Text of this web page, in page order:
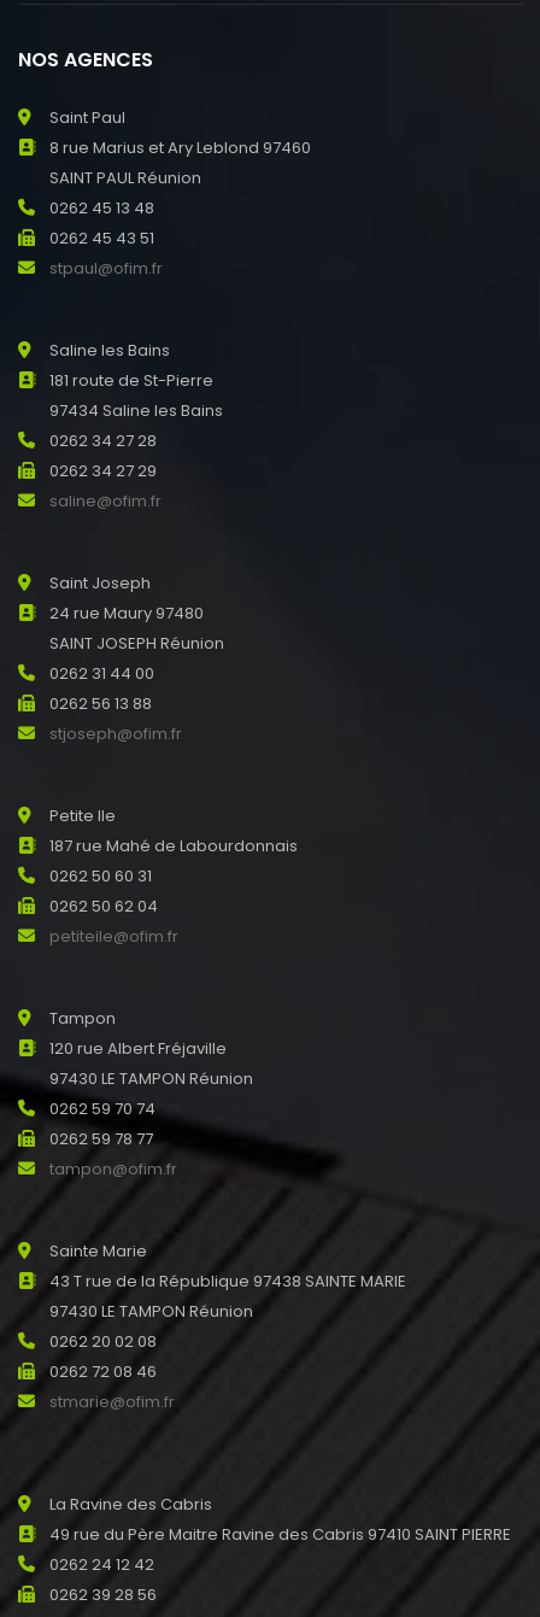
NOS AGENCES
Saint Paul
8 rue Marius et Ary Leblond 97460
SAINT PAUL Réunion
0262 45 13 48
0262 45 43 51
stpaul@ofim.fr
Saline les Bains
181 route de St-Pierre
97434 Saline les Bains
0262 34 27 28
0262 34 27 29
saline@ofim.fr
Saint Joseph
24 rue Maury 97480
SAINT JOSEPH Réunion
0262 31 44 00
0262 56 13 88
stjoseph@ofim.fr
Petite Ile
187 rue Mahé de Labourdonnais
0262 50 60 31
0262 50 62 04
petiteile@ofim.fr
Tampon
120 rue Albert Fréjaville
97430 LE TAMPON Réunion
0262 59 70 74
0262 59 78 77
tampon@ofim.fr
Sainte Marie
43 T rue de la République 97438 SAINTE MARIE
97430 LE TAMPON Réunion
0262 20 02 08
0262 72 08 46
stmarie@ofim.fr
La Ravine des Cabris
49 rue du Père Maitre Ravine des Cabris 97410 SAINT PIERRE
0262 24 12 42
0262 39 28 56